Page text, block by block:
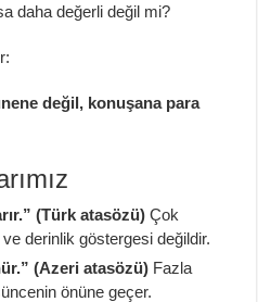
daha değerli değil mi?
değil, konuşana para
(Türk atasözü) Çok
derinlik göstergesi değildir.
(Azeri atasözü) Fazla
önüne geçer.